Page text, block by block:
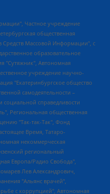
Гозман Леонид Яковлевич, Кагарлицкий Борис Юльевич, Климарев Михаил Валерьевич, Милов Владимир Станиславович, Автономная некоммерческая организация Краснодарский центр современного искусства "Типография", Моргенштерн Алишер Тагирович, Соболь Любовь Эдуардовна, Общество с ограниченной ответственностью "ЛИЗА НОРМ", Каспаров Гарри Кимович, Ходорковский Михаил Борисович, Общество с ограниченной ответственностью "Апрельские тезисы", Данилович Ирина Брониславовна, Кашин Олег Владимирович, Петров Николай Владимирович, Пивоваров Алексей Владимирович, Соколов Михаил Владимирович, Цветкова Юлия Владимировна, Чичваркин Евгений Александрович, Комитет против пыток/Команда против пыток, Общество с ограниченной ответственностью "Первый научный", Общество с ограниченной ответственностью "Вертолет и ко", Белоцерковская Вероника Борисовна, Кац Максим Евгеньевич, Лазарева Татьяна Юрьевна, Шаведдинов Руслан Табризович, Яшин Илья Валерьевич, Общество с ограниченной ответственностью "Иноагент ААВ", Алешковский Дмитрий Петрович, Альбац Евгения Марковна, Быков Дмитрий Львович, Галямина Юлия Евгеньевна, Лойко Сергей Леонидович, Мартынов Кирилл Константинович, Медведев Сергей Александрович, Крашенинников Федор Геннадиевич, Гордеева Катерина Вл